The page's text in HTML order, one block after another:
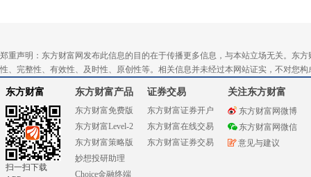
郑重声明：东方财富网发布此信息的目的在于传播更多信息，与本站立场无关。东
性、完整性、有效性、及时性、原创性等。相关信息并未经过本网站证实，不对您
东方财富
扫一扫下载
东方财富产品
东方财富免费版
东方财富Level-2
东方财富策略版
妙想投研助理
Choice金融终端
证券交易
东方财富证券开户
东方财富在线交易
东方财富证券交易
关注东方财富
东方财富网微博
东方财富网微信
意见与建议